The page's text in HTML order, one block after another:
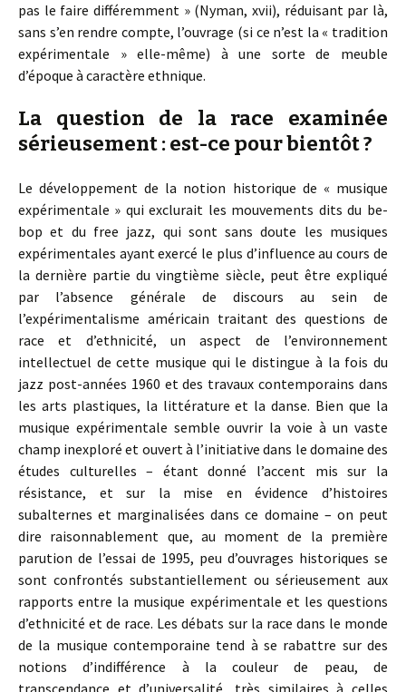
pas le faire différemment » (Nyman, xvii), réduisant par là,
sans s’en rendre compte, l’ouvrage (si ce n’est la « tradition
expérimentale » elle-même) à une sorte de meuble
d’époque à caractère ethnique.
La question de la race examinée
sérieusement : est-ce pour bientôt ?
Le développement de la notion historique de « musique
expérimentale » qui exclurait les mouvements dits du be-
bop et du free jazz, qui sont sans doute les musiques
expérimentales ayant exercé le plus d’influence au cours de
la dernière partie du vingtième siècle, peut être expliqué
par l’absence générale de discours au sein de
l’expérimentalisme américain traitant des questions de
race et d’ethnicité, un aspect de l’environnement
intellectuel de cette musique qui le distingue à la fois du
jazz post-années 1960 et des travaux contemporains dans
les arts plastiques, la littérature et la danse. Bien que la
musique expérimentale semble ouvrir la voie à un vaste
champ inexploré et ouvert à l’initiative dans le domaine des
études culturelles – étant donné l’accent mis sur la
résistance, et sur la mise en évidence d’histoires
subalternes et marginalisées dans ce domaine – on peut
dire raisonnablement que, au moment de la première
parution de l’essai de 1995, peu d’ouvrages historiques se
sont confrontés substantiellement ou sérieusement aux
rapports entre la musique expérimentale et les questions
d’ethnicité et de race. Les débats sur la race dans le monde
de la musique contemporaine tend à se rabattre sur des
notions d’indifférence à la couleur de peau, de
transcendance et d’universalité, très similaires à celles